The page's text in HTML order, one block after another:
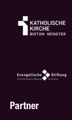
Partner